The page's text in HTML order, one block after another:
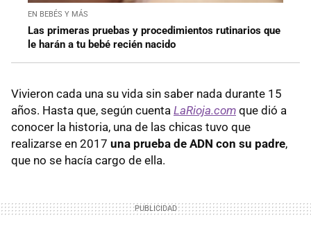
EN BEBÉS Y MÁS
Las primeras pruebas y procedimientos rutinarios que
le harán a tu bebé recién nacido
Vivieron cada una su vida sin saber nada durante 15
años. Hasta que, según cuenta LaRioja.com que dió a
conocer la historia, una de las chicas tuvo que
realizarse en 2017 una prueba de ADN con su padre,
que no se hacía cargo de ella.